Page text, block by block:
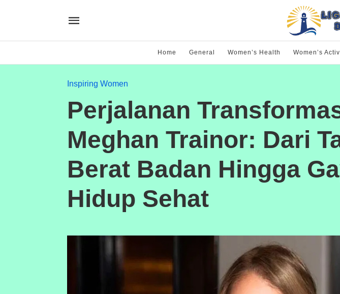
Home General Women’s Health Women’s
Inspiring Women
Perjalanan
Meghan Trainor: Dari
Berat Badan Hingga
Hidup Sehat